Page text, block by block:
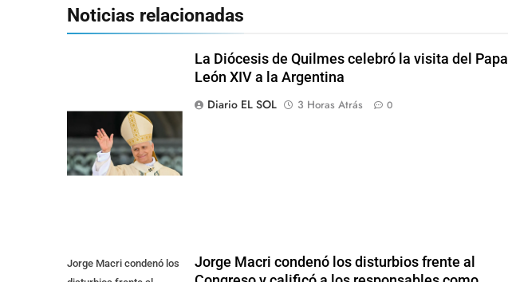
Noticias relacionadas
La Diócesis de Quilmes celebró la visita del Papa
León XIV a la Argentina
Diario EL SOL
3 Horas Atrás 0
Jorge Macri condenó los
Jorge Macri condenó los disturbios frente al